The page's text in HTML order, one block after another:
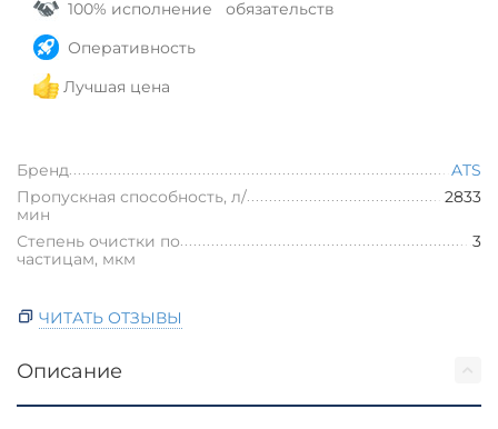
100% исполнение обязательств
Оперативность
Лучшая цена
Бренд
ATS
Пропускная способность, л/
мин
2833
Степень очистки по
частицам, мкм
3
ЧИТАТЬ ОТЗЫВЫ
Описание